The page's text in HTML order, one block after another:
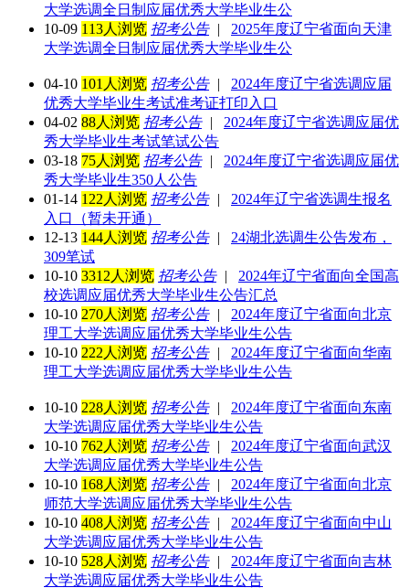
大学选调全日制应届优秀大学毕业生公
10-09 113人浏览 招考公告|
2025年度辽宁省面向天津
大学选调全日制应届优秀大学毕业生公
04-10 101人浏览 招考公告|
2024年度辽宁省选调应届
优秀大学毕业生考试准考证打印入口
04-02 88人浏览 招考公告|
2024年度辽宁省选调应届优
秀大学毕业生考试笔试公告
03-18 75人浏览 招考公告|
2024年度辽宁省选调应届优
秀大学毕业生350人公告
01-14 122人浏览 招考公告|
2024年辽宁省选调生报名
入口（暂未开通）
12-13 144人浏览 招考公告|
24湖北选调生公告发布，
309笔试
10-10 3312人浏览 招考公告|
2024年辽宁省面向全国高
校选调应届优秀大学毕业生公告汇总
10-10 270人浏览 招考公告|
2024年度辽宁省面向北京
理工大学选调应届优秀大学毕业生公告
10-10 222人浏览 招考公告|
2024年度辽宁省面向华南
理工大学选调应届优秀大学毕业生公告
10-10 228人浏览 招考公告|
2024年度辽宁省面向东南
大学选调应届优秀大学毕业生公告
10-10 762人浏览 招考公告|
2024年度辽宁省面向武汉
大学选调应届优秀大学毕业生公告
10-10 168人浏览 招考公告|
2024年度辽宁省面向北京
师范大学选调应届优秀大学毕业生公告
10-10 408人浏览 招考公告|
2024年度辽宁省面向中山
大学选调应届优秀大学毕业生公告
10-10 528人浏览 招考公告|
2024年度辽宁省面向吉林
大学选调应届优秀大学毕业生公告